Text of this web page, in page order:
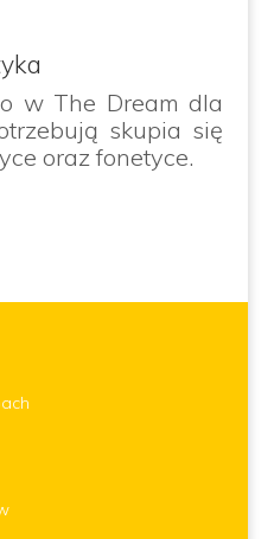
w The Dream dla
skupia się
oraz fonetyce.